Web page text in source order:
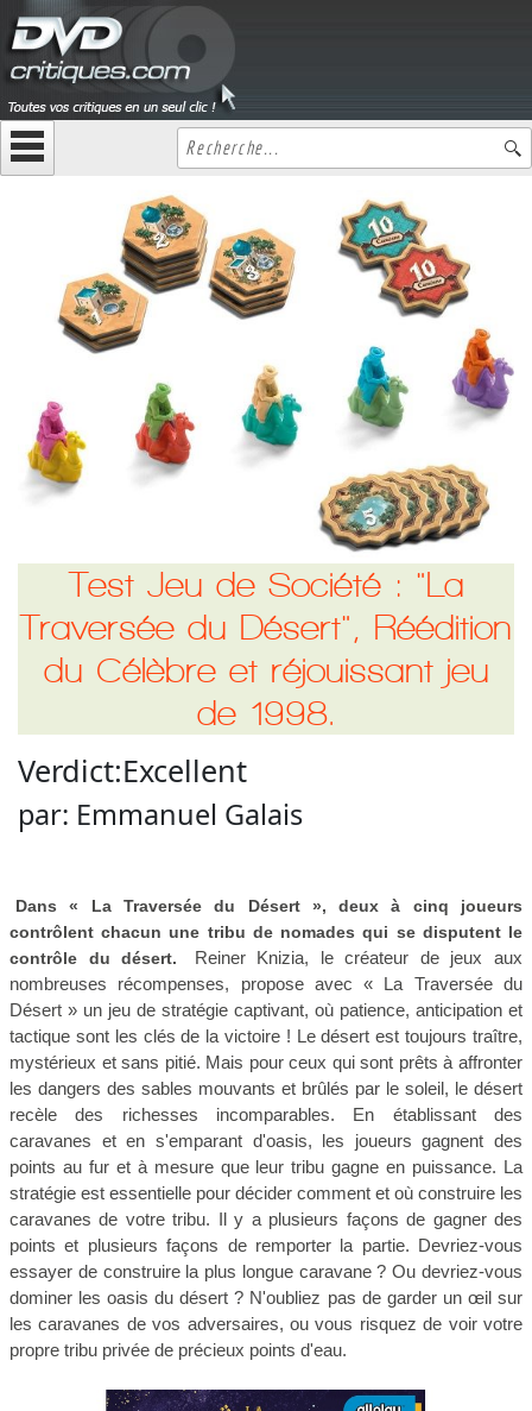
Test Jeu de Société : "La
Traversée du Désert", Réédition
du Célèbre et réjouissant jeu
de 1998.
Verdict:Excellent
par: Emmanuel Galais
Dans « La Traversée du Désert », deux à cinq joueurs
contrôlent chacun une tribu de nomades qui se disputent le
contrôle du désert.
Reiner Knizia, le créateur de jeux aux
nombreuses récompenses, propose avec « La Traversée du
Désert » un jeu de stratégie captivant, où patience, anticipation et
tactique sont les clés de la victoire ! Le désert est toujours traître,
mystérieux et sans pitié. Mais pour ceux qui sont prêts à affronter
les dangers des sables mouvants et brûlés par le soleil, le désert
recèle des richesses incomparables. En établissant des
caravanes et en s'emparant d'oasis, les joueurs gagnent des
points au fur et à mesure que leur tribu gagne en puissance. La
stratégie est essentielle pour décider comment et où construire les
caravanes de votre tribu. Il y a plusieurs façons de gagner des
points et plusieurs façons de remporter la partie. Devriez-vous
essayer de construire la plus longue caravane ? Ou devriez-vous
dominer les oasis du désert ? N'oubliez pas de garder un œil sur
les caravanes de vos adversaires, ou vous risquez de voir votre
propre tribu privée de précieux points d'eau.